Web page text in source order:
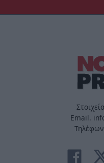
Email.